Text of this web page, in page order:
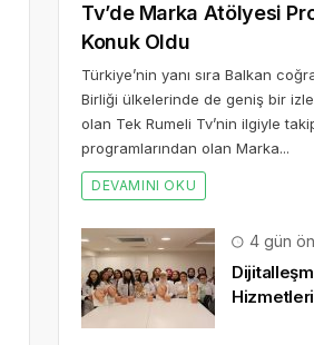
Tv’de Marka Atölyesi
Konuk Oldu
Türkiye’nin yanı sıra Balkan
Birliği ülkelerinde de geniş bir
olan Tek Rumeli Tv’nin ilgiyle
programlarından olan Marka...
DEVAMINI OKU
4 gün